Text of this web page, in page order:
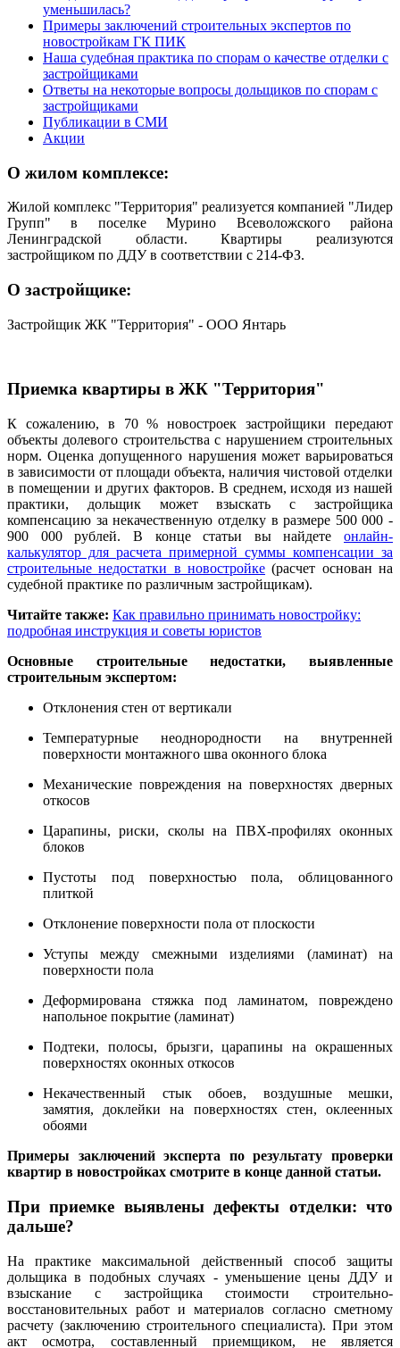
уменьшилась?
Примеры заключений строительных экспертов по
новостройкам ГК ПИК
Наша судебная практика по спорам о качестве отделки с
застройщиками
Ответы на некоторые вопросы дольщиков по спорам с
застройщиками
Публикации в СМИ
Акции
О жилом комплексе:
Жилой комплекс "Территория" реализуется компанией "Лидер
Групп" в поселке Мурино Всеволожского района
Ленинградской области. Квартиры реализуются
застройщиком по ДДУ в соответствии с 214-ФЗ.
О застройщике:
Застройщик ЖК "Территория" - ООО Янтарь
Приемка квартиры в ЖК "Территория"
К сожалению, в 70 % новостроек застройщики передают
объекты долевого строительства с нарушением строительных
норм. Оценка допущенного нарушения может варьироваться
в зависимости от площади объекта, наличия чистовой отделки
в помещении и других факторов. В среднем, исходя из нашей
практики, дольщик может взыскать с застройщика
компенсацию за некачественную отделку в размере 500 000 -
900 000 рублей. В конце статьи вы найдете онлайн-
калькулятор для расчета примерной суммы компенсации за
строительные недостатки в новостройке (расчет основан на
судебной практике по различным застройщикам).
Читайте также: Как правильно принимать новостройку:
подробная инструкция и советы юристов
Основные строительные недостатки, выявленные
строительным экспертом:
Отклонения стен от вертикали
Температурные неоднородности на внутренней
поверхности монтажного шва оконного блока
Механические повреждения на поверхностях дверных
откосов
Царапины, риски, сколы на ПВХ-профилях оконных
блоков
Пустоты под поверхностью пола, облицованного
плиткой
Отклонение поверхности пола от плоскости
Уступы между смежными изделиями (ламинат) на
поверхности пола
Деформирована стяжка под ламинатом, повреждено
напольное покрытие (ламинат)
Подтеки, полосы, брызги, царапины на окрашенных
поверхностях оконных откосов
Некачественный стык обоев, воздушные мешки,
замятия, доклейки на поверхностях стен, оклеенных
обоями
Примеры заключений эксперта по результату проверки
квартир в новостройках смотрите в конце данной статьи.
При приемке выявлены дефекты отделки: что
дальше?
На практике максимальной действенный способ защиты
дольщика в подобных случаях - уменьшение цены ДДУ и
взыскание с застройщика стоимости строительно-
восстановительных работ и материалов согласно сметному
расчету (заключению строительного специалиста). При этом
акт осмотра, составленный приемщиком, не является